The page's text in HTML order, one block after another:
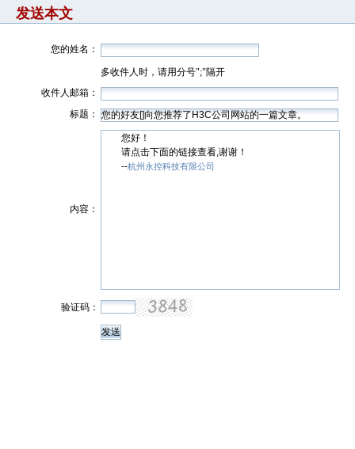
发送本文
您的姓名：
多收件人时，请用分号";"隔开
收件人邮箱：
标题：
内容：
您好！
请点击下面的链接查看,谢谢！
--杭州永控科技有限公司
验证码：